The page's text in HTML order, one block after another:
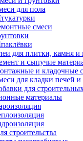
для пола
смеси
для плитки, камня и
и сыпучие
и кладочные
для кладки печей
для
материалы
строительства